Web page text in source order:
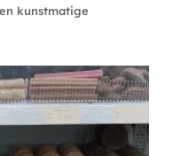
kunstmatige